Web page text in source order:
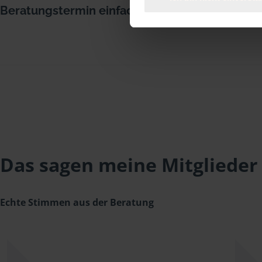
Beratungstermin einfach über Google
Das sagen meine Mitglieder
Echte Stimmen aus der Beratung